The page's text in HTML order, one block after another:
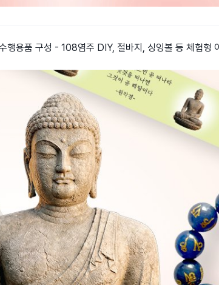
용품 구성 - 108염주 DIY, 절바지, 싱잉볼 등 체험